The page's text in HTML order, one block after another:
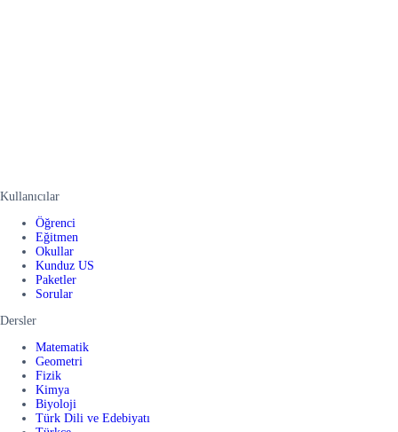
Kullanıcılar
Öğrenci
Eğitmen
Okullar
Kunduz US
Paketler
Sorular
Dersler
Matematik
Geometri
Fizik
Kimya
Biyoloji
Türk Dili ve Edebiyatı